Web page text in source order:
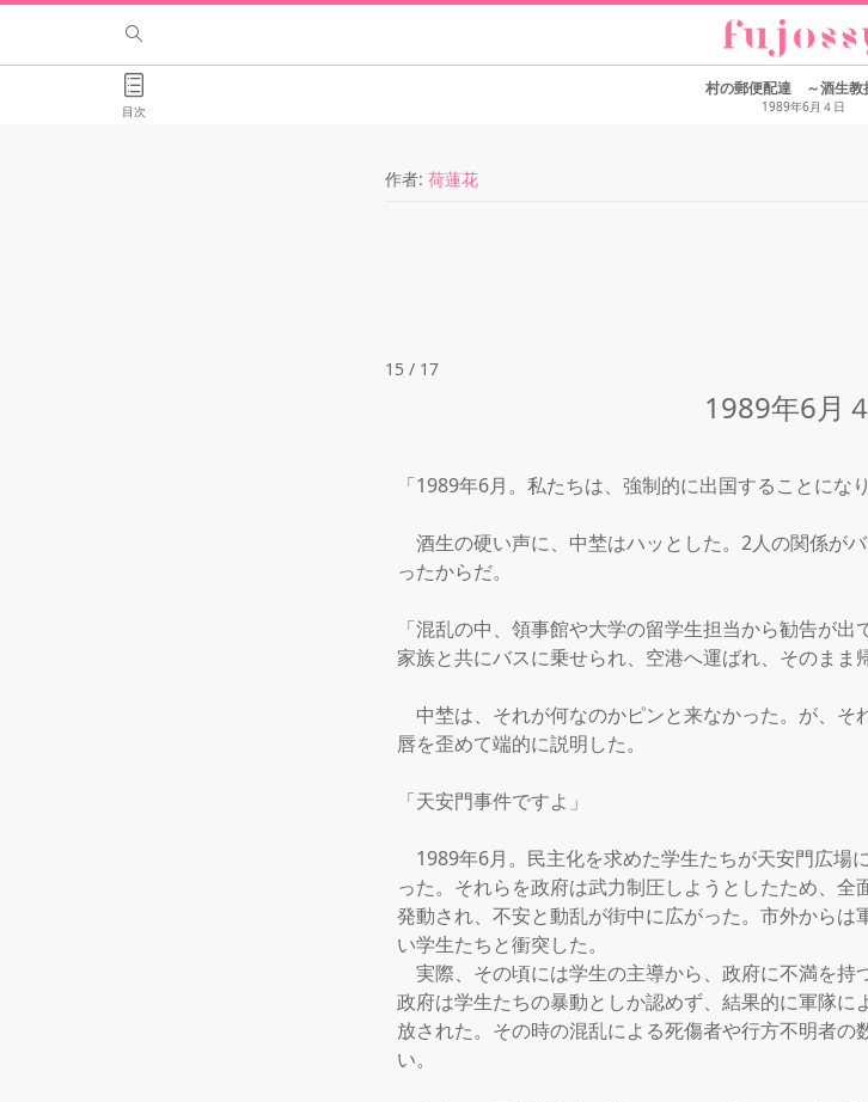
目次
村の郵便配達 ～酒生教
1989年6月４日
作者: 荷蓮花
15 / 17
1989年6月
「1989年6月。私たちは、強制的に出国することにな
酒生の硬い声に、中埜はハッとした。2人の関係が
ったからだ。
「混乱の中、領事館や大学の留学生担当から勧告が
家族と共にバスに乗せられ、空港へ運ばれ、そのまま
中埜は、それが何なのかピンと来なかった。が、そ
唇を歪めて端的に説明した。
「天安門事件ですよ」
1989年6月。民主化を求めた学生たちが天安門広場
った。それらを政府は武力制圧しようとしたため、
発動され、不安と動乱が街中に広がった。市外から
い学生たちと衝突した。
実際、その頃には学生の主導から、政府に不満を持
政府は学生たちの暴動としか認めず、結果的に軍隊
放された。その時の混乱による死傷者や行方不明者
い。